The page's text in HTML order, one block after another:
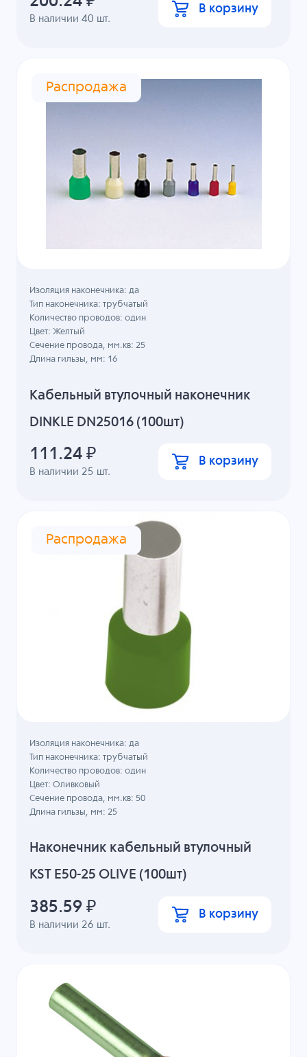
В наличии40 шт.
В корзину
Распродажа
Кабельный втулочный наконечник
DINKLE DN25016 (100шт)
В наличии 25 шт.
Изоляция наконечника: да
Тип наконечника: трубчатый
Количество проводов: один
Цвет: Желтый
Сечение провода, мм.кв: 25
Длина гильзы, мм: 16
111.24 ₽ В корзину
Распродажа
Наконечник кабельный втулочный
KST E50-25 OLIVE (100шт)
В наличии 26 шт.
Изоляция наконечника: да
Тип наконечника: трубчатый
Количество проводов: один
Цвет: Оливковый
Сечение провода, мм.кв: 50
Длина гильзы, мм: 25
385.59 ₽ В корзину